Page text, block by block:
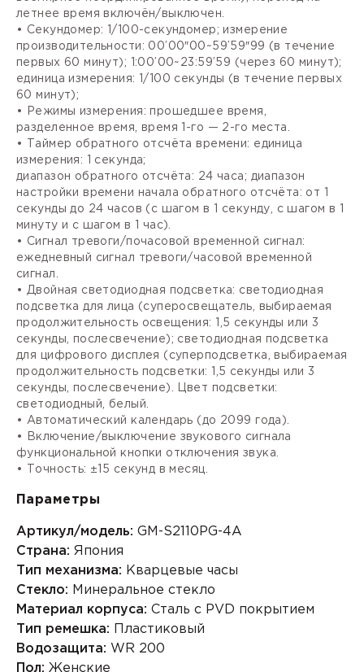
летнее время включён/выключен.
• Секундомер: 1/100-секундомер; измерение
производительности: 00’00″00~59’59″99 (в течение
первых 60 минут); 1:00’00~23:59’59 (через 60 минут);
единица измерения: 1/100 секунды (в течение первых
60 минут);
• Режимы измерения: прошедшее время,
разделенное время, время 1-го — 2-го места.
• Таймер обратного отсчёта времени: единица
измерения: 1 секунда;
диапазон обратного отсчёта: 24 часа; диапазон
настройки времени начала обратного отсчёта: от 1
секунды до 24 часов (с шагом в 1 секунду, с шагом в 1
минуту и с шагом в 1 час).
• Сигнал тревоги/почасовой временной сигнал:
ежедневный сигнал тревоги/часовой временной
сигнал.
• Двойная светодиодная подсветка: светодиодная
подсветка для лица (суперосвещатель, выбираемая
продолжительность освещения: 1,5 секунды или 3
секунды, послесвечение); светодиодная подсветка
для цифрового дисплея (суперподсветка, выбираемая
продолжительность подсветки: 1,5 секунды или 3
секунды, послесвечение). Цвет подсветки:
светодиодный, белый.
• Автоматический календарь (до 2099 года).
• Включение/выключение звукового сигнала
функциональной кнопки отключения звука.
• Точность: ±15 секунд в месяц.
Параметры
Артикул/модель: GM-S2110PG-4A
Страна: Япония
Тип механизма: Кварцевые часы
Стекло: Минеральное стекло
Материал корпуса: Сталь с PVD покрытием
Тип ремешка: Пластиковый
Водозащита: WR 200
Пол: Женские